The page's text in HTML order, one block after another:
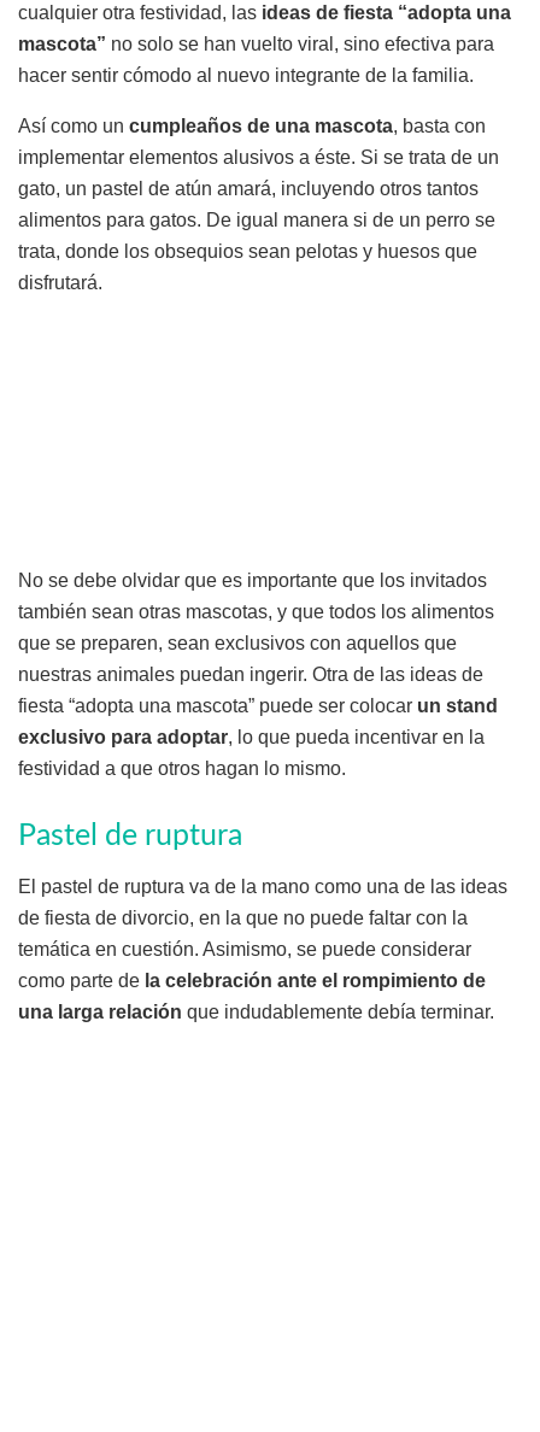
cualquier otra festividad, las ideas de fiesta “adopta una
mascota” no solo se han vuelto viral, sino efectiva para
hacer sentir cómodo al nuevo integrante de la familia.
Así como un cumpleaños de una mascota, basta con
implementar elementos alusivos a éste. Si se trata de un
gato, un pastel de atún amará, incluyendo otros tantos
alimentos para gatos. De igual manera si de un perro se
trata, donde los obsequios sean pelotas y huesos que
disfrutará.
No se debe olvidar que es importante que los invitados
también sean otras mascotas, y que todos los alimentos
que se preparen, sean exclusivos con aquellos que
nuestras animales puedan ingerir. Otra de las ideas de
fiesta “adopta una mascota” puede ser colocar un stand
exclusivo para adoptar, lo que pueda incentivar en la
festividad a que otros hagan lo mismo.
Pastel de ruptura
El pastel de ruptura va de la mano como una de las ideas
de fiesta de divorcio, en la que no puede faltar con la
temática en cuestión. Asimismo, se puede considerar
como parte de la celebración ante el rompimiento de
una larga relación que indudablemente debía terminar.